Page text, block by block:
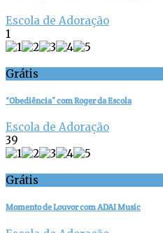
Escola de Adoração
1
Grátis
“Obediência” com Roger da Escola
Escola de Adoração
39
Grátis
Momento de Louvor com ADAI Music